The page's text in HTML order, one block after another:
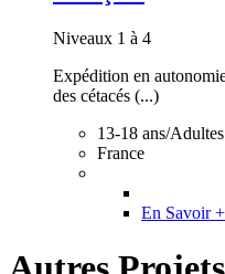
Niveaux 1 à 4
Expédition en
des cétacés (...)
13-18 ans/Adultes
France
En Savoir +